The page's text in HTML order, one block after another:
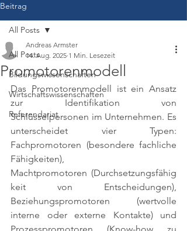
Beitrag
All Posts
Bildungswissenschaften
Wirtschaftswissenschaften
Referendariat
All Posts
Promotorenmodell
Andreas Armster
14. Aug. 2025 1 Min. Lesezeit
Das Promotorenmodell ist ein Ansatz
zur Identifikation von
Schlüsselpersonen im Unternehmen. Es
unterscheidet vier Typen:
Fachpromotoren (besondere fachliche
Fähigkeiten),
Machtpromotoren (Durchsetzungsfähig
keit von Entscheidungen),
Beziehungspromotoren (wertvolle
interne oder externe Kontakte) und